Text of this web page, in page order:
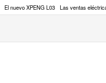
El nuevo XPENG L03 Las ventas